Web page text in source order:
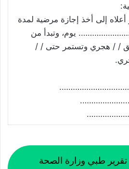
إلى أخذ إجازة مرضية لمدة
يوم، وتبدأ من
/ / هجري وتستمر حتى / /
…….…………………….
طبي وزارة الصحة